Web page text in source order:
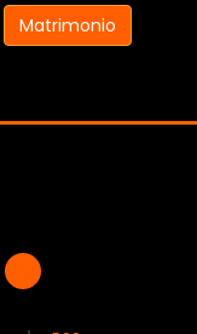
Matrimonio